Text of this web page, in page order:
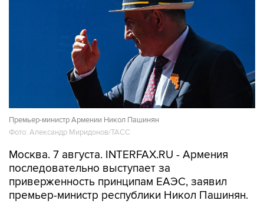
Премьер-министр Армении Никол Пашинян
Фото: Александр Миридонов/ТАСС
Москва. 7 августа. INTERFAX.RU - Армения
приверженность принципам ЕАЭС, заявил
премьер-министр республики Никол Пашинян.
"Для Армении укрепление сотрудничества с